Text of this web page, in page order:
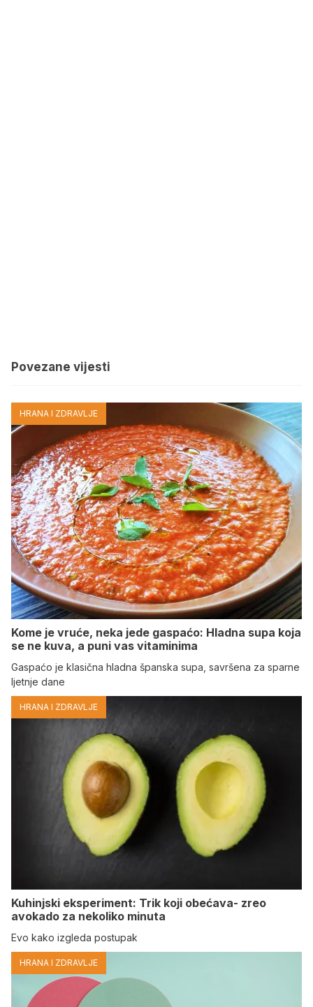
Povezane vijesti
HRANA I ZDRAVLJE
Kome je vruće, neka jede gaspaćo: Hladna supa koja
se ne kuva, a puni vas vitaminima
Gaspaćo je klasična hladna španska supa, savršena za sparne
ljetnje dane
HRANA I ZDRAVLJE
Kuhinjski eksperiment: Trik koji obećava- zreo
avokado za nekoliko minuta
Evo kako izgleda postupak
HRANA I ZDRAVLJE